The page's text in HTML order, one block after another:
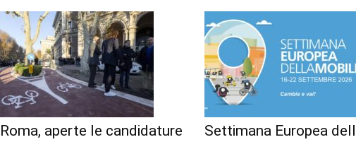
Roma, aperte le candidature
Settimana Europea